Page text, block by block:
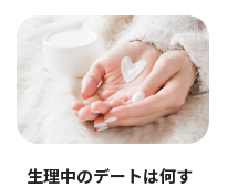
生理中のデートは何す